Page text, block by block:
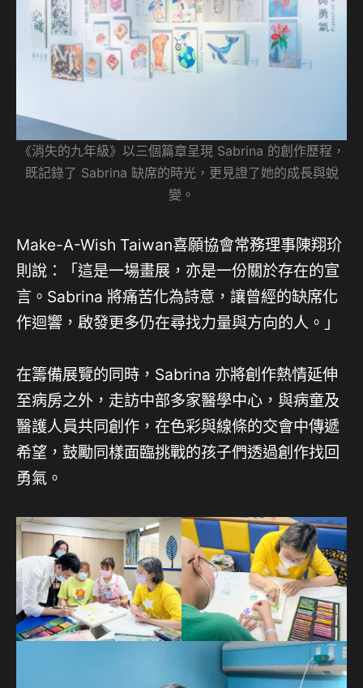
《消失的九年級》以三個篇章呈現 Sabrina 的創作歷程，
既記錄了 Sabrina 缺席的時光，更見證了她的成長與蛻
變。
Make-A-Wish Taiwan喜願協會常務理事陳翔玠
則說：「這是一場畫展，亦是一份關於存在的宣
言。Sabrina 將痛苦化為詩意，讓曾經的缺席化
作迴響，啟發更多仍在尋找力量與方向的人。」
在籌備展覽的同時，Sabrina 亦將創作熱情延伸
至病房之外，走訪中部多家醫學中心，與病童及
醫護人員共同創作，在色彩與線條的交會中傳遞
希望，鼓勵同樣面臨挑戰的孩子們透過創作找回
勇氣。